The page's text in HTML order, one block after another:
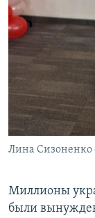
Лина Сизоненко
Миллионы
были